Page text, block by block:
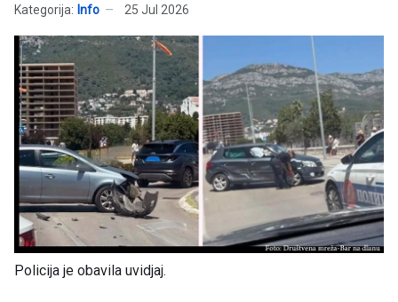
Kategorija: Info 25 Jul 2026
Policija je obavila uvidjaj.